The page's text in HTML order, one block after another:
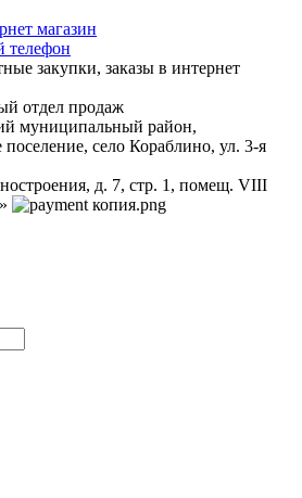
магазин
телефон
закупки, заказы в интернет
отдел продаж
муниципальный район,
село Кораблино, ул. 3-я
д. 7, стр. 1, помещ. VIII